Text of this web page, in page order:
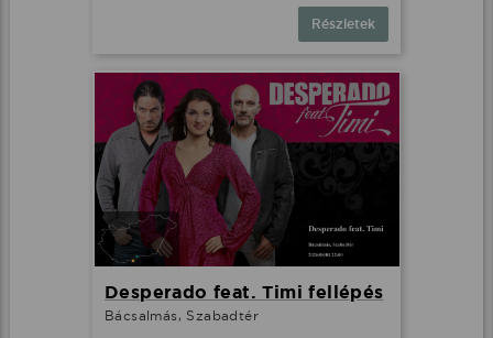
Részletek
Desperado feat. Timi fellépés
Bácsalmás, Szabadtér